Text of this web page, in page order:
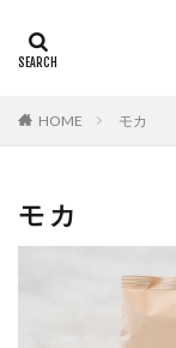
HOME モカ
モカ